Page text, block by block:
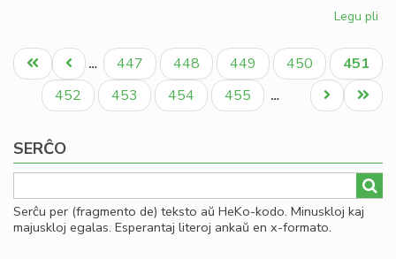
Legu pli
al
Pagination
Unua
paĝo
Antaŭa
paĝo
… Paĝo
447 Paĝo
448 Paĝo
449 Paĝo
450
Aktuala
paĝo
451
Paĝo
452 Paĝo
453 Paĝo
454 Paĝo
455 …
Last
page
Next
page
SERĈO
Serĉu per (fragmento de) teksto aŭ HeKo-kodo. Minuskloj kaj
majuskloj egalas. Esperantaj literoj ankaŭ en x-formato.